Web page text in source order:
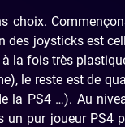
choix.
des joysticks est
à la fois très
le reste est de
la PS4 …). Au
un pur joueur PS4